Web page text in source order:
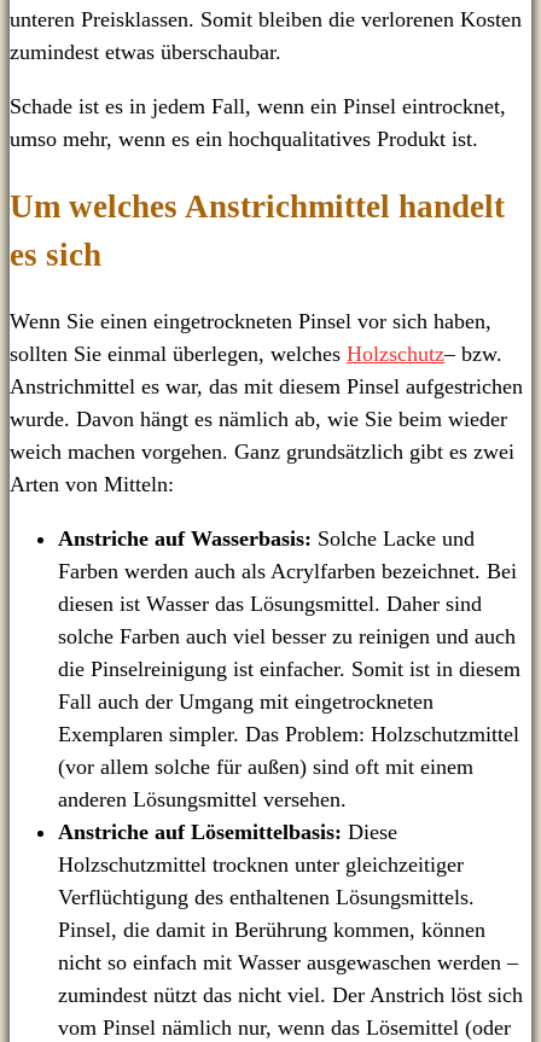
unteren Preisklassen. Somit bleiben die verlorenen Kosten
zumindest etwas überschaubar.
Schade ist es in jedem Fall, wenn ein Pinsel eintrocknet,
umso mehr, wenn es ein hochqualitatives Produkt ist.
Um welches Anstrichmittel handelt
es sich
Wenn Sie einen eingetrockneten Pinsel vor sich haben,
sollten Sie einmal überlegen, welches Holzschutz– bzw.
Anstrichmittel es war, das mit diesem Pinsel aufgestrichen
wurde. Davon hängt es nämlich ab, wie Sie beim wieder
weich machen vorgehen. Ganz grundsätzlich gibt es zwei
Arten von Mitteln:
Anstriche auf Wasserbasis: Solche Lacke und
Farben werden auch als Acrylfarben bezeichnet. Bei
diesen ist Wasser das Lösungsmittel. Daher sind
solche Farben auch viel besser zu reinigen und auch
die Pinselreinigung ist einfacher. Somit ist in diesem
Fall auch der Umgang mit eingetrockneten
Exemplaren simpler. Das Problem: Holzschutzmittel
(vor allem solche für außen) sind oft mit einem
anderen Lösungsmittel versehen.
Anstriche auf Lösemittelbasis: Diese
Holzschutzmittel trocknen unter gleichzeitiger
Verflüchtigung des enthaltenen Lösungsmittels.
Pinsel, die damit in Berührung kommen, können
nicht so einfach mit Wasser ausgewaschen werden –
zumindest nützt das nicht viel. Der Anstrich löst sich
vom Pinsel nämlich nur, wenn das Lösemittel (oder